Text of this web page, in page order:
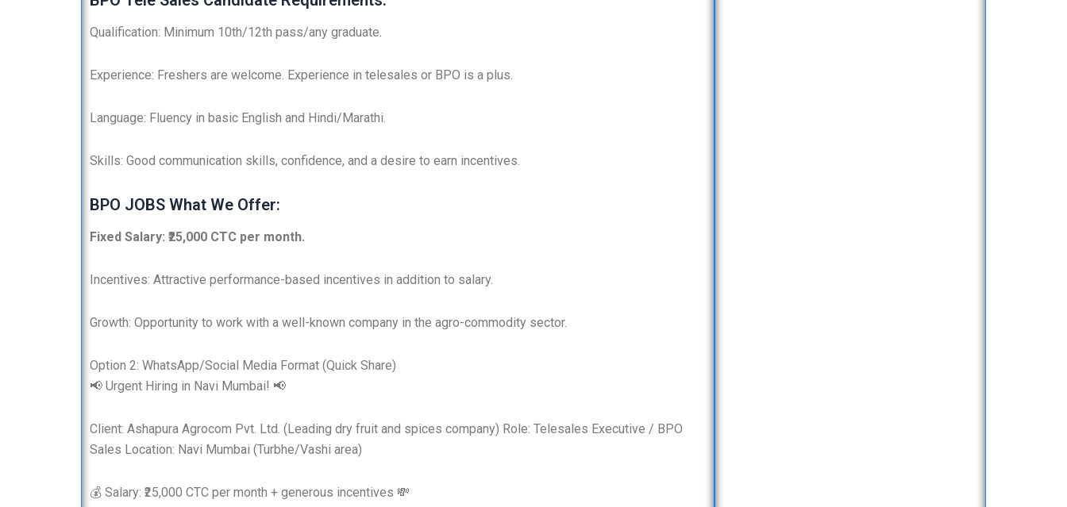
Qualification: Minimum 10th/12th pass/any graduate.
Experience: Freshers are welcome. Experience in telesales or BPO is a plus.
Language: Fluency in basic English and Hindi/Marathi.
Skills: Good communication skills, confidence, and a desire to earn incentives.
BPO JOBS What We Offer:
Fixed Salary: ₹25,000 CTC per month.
Incentives: Attractive performance-based incentives in addition to salary.
Growth: Opportunity to work with a well-known company in the agro-commodity sector.
Option 2: WhatsApp/Social Media Format (Quick Share)
📢 Urgent Hiring in Navi Mumbai! 📢
Client: Ashapura Agrocom Pvt. Ltd. (Leading dry fruit and spices company) Role: Telesales Executive / BPO
Sales Location: Navi Mumbai (Turbhe/Vashi area)
💰 Salary: ₹25,000 CTC per month + generous incentives 💸